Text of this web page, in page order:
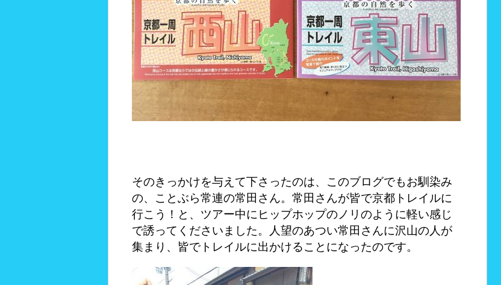
そのきっかけを与えて下さったのは、このブログでもお馴染み
の、ことぶら常連の常田さん。常田さんが皆で京都トレイルに
行こう！と、ツアー中にヒップホップのノリのように軽い感じ
で誘ってくださいました。人望のあつい常田さんに沢山の人が
集まり、皆でトレイルに出かけることになったのです。